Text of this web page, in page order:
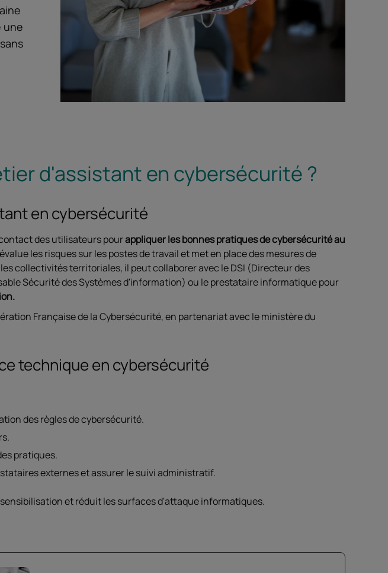
une
d'assistant en cybersécurité ?
en cybersécurité
des utilisateurs pourappliquer les bonnes pratiques de cybersécurité au
les risques sur les postes de travail et met en place des mesures de
collectivités territoriales, il peut collaborer avec le DSI (Directeur des
Sécurité des Systèmes d'information) ou le prestataire informatique pour
Française de la Cybersécurité, en partenariat avec le ministère du
technique en cybersécurité
des règles de cybersécurité.
pratiques.
externes et assurer le suivi administratif.
et réduit les surfaces d'attaque informatiques.